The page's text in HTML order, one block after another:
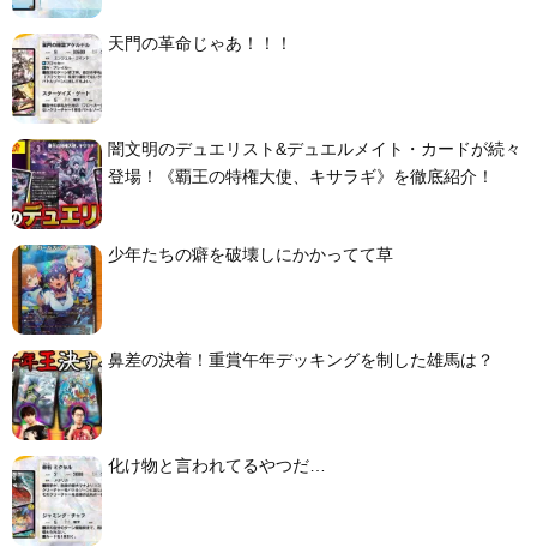
天門の革命じゃあ！！！
闇文明のデュエリスト&デュエルメイト・カードが続々
登場！《覇王の特権大使、キサラギ》を徹底紹介！
少年たちの癖を破壊しにかかってて草
鼻差の決着！重賞午年デッキングを制した雄馬は？
化け物と言われてるやつだ…